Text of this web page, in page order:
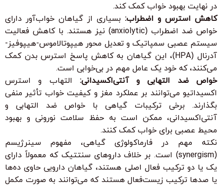
در نهایت بهبود خواب کمک کند.
کاهش استرس و اضطراب: بسیاری از گیاهان خواب‌آور دارای
خواص ضد اضطراب (anxiolytic) نیز هستند. با کاهش فعالیت
سیستم عصبی سمپاتیک و تعدیل محور هیپوتالاموس-هیپوفیز-
آدرنال (HPA)، این گیاهان به کاهش پاسخ استرس بدن کمک
می‌کنند، که خود یک عامل مهم در بی‌خوابی است.
خواص ضد التهابی و آنتی‌اکسیدانی: التهاب و استرس
اکسیداتیو می‌توانند بر عملکرد مغز و کیفیت خواب تأثیر منفی
بگذارند. برخی ترکیبات گیاهی با خواص ضد التهابی و
آنتی‌اکسیدانی، ممکن است به حفظ سلامت نورونی و بهبود
محیط عصبی برای خواب کمک کنند.
نکته مهم در فارماکولوژی گیاهی، مفهوم سینرژیسم
(synergism) است. بر خلاف داروهای سنتتیک که معمولاً دارای
یک یا دو ترکیب فعال اصلی هستند، گیاهان دارویی حاوی ده‌ها
یا صدها ترکیب زیست‌فعال هستند که می‌توانند به صورت مکمل